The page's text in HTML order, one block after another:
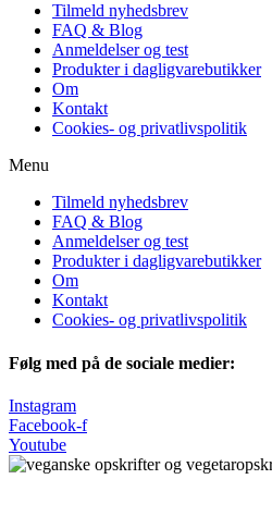
Tilmeld nyhedsbrev
FAQ & Blog
Anmeldelser og test
Produkter i dagligvarebutikker
Om
Kontakt
Cookies- og privatlivspolitik
Menu
Tilmeld nyhedsbrev
FAQ & Blog
Anmeldelser og test
Produkter i dagligvarebutikker
Om
Kontakt
Cookies- og privatlivspolitik
Følg med på de sociale medier:
Instagram
Facebook-f
Youtube